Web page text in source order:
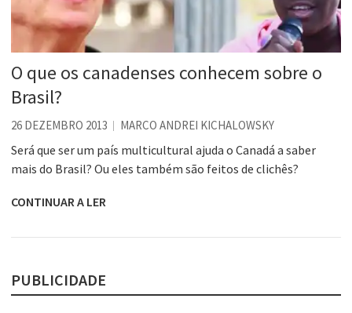
O que os canadenses conhecem sobre o
Brasil?
26 DEZEMBRO 2013 MARCO ANDREI KICHALOWSKY
Será que ser um país multicultural ajuda o Canadá a saber
mais do Brasil? Ou eles também são feitos de clichês?
CONTINUAR A LER
PUBLICIDADE